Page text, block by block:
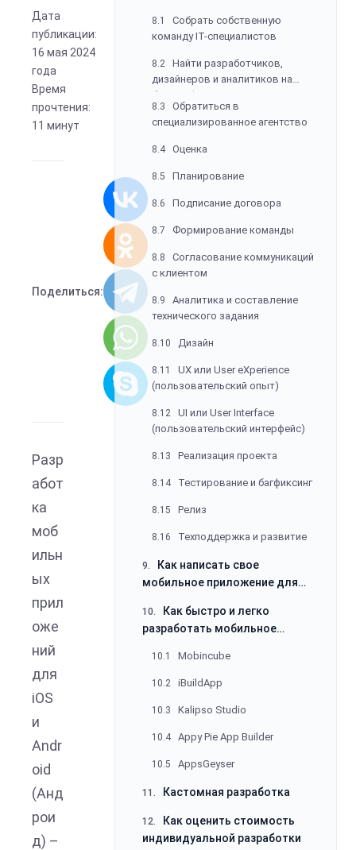
Дата
публикации:
16 мая 2024
года
Время
прочтения:
11 минут
Поделиться:
Разр
абот
ка
моб
ильн
ых
прил
оже
ний
для
iOS
и
Andr
oid
(Анд
рои
д) –
программы
8.1
команду IT-специалистов
8.2
дизайнеров и аналитиков на
биржах фриланса
8.3
специализированное агентство
8.4 Оценка
8.5 Планирование
8.6 Подписание договора
8.7 Формирование команды
8.8
с клиентом
8.9
технического задания
8.10 Дизайн
8.11
(пользовательский опыт)
8.12
(пользовательский интерфейс)
8.13 Реализация проекта
8.14 Тестирование и багфиксинг
8.15 Релиз
8.16 Техподдержка и развитие
9.
мобильное приложение для
собственную программу с нуля
10.
разработать мобильное
самостоятельно: можно ли
создать свою программу для
10.1 Mobincube
10.2 iBuildApp
10.3 Kalipso Studio
10.4 Appy Pie App Builder
10.5 AppsGeyser
11. Кастомная разработка
12.
индивидуальной разработки